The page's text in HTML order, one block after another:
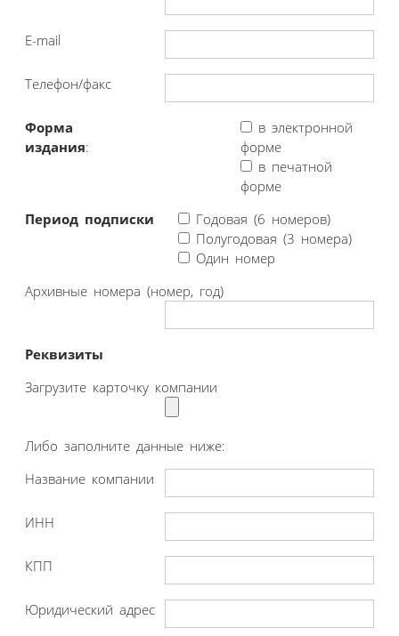
E-mail
Телефон/факс
Форма
издания:
в электронной
форме
в печатной
форме
Период подписки
Годовая (6 номеров)
Полугодовая (3 номера)
Один номер
Архивные номера (номер, год)
Реквизиты
Загрузите карточку компании
Либо заполните данные ниже:
Название компании
ИНН
КПП
Юридический адрес